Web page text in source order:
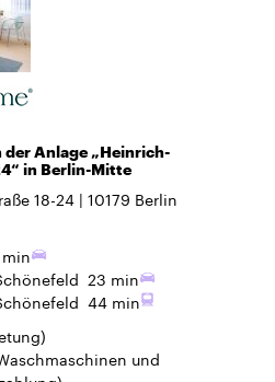
Anlage „Heinrich-
in Berlin-Mitte
18-24 10179 Berlin
min
23 min
44 min
und